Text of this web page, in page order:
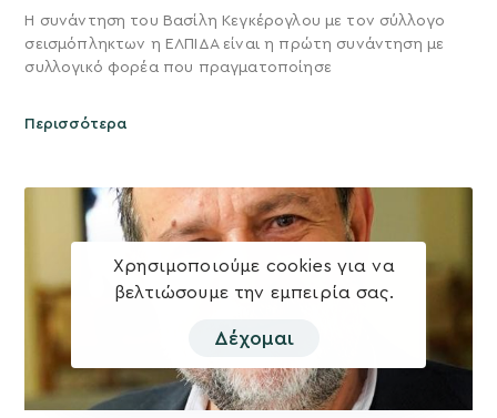
Η συνάντηση του Βασίλη Κεγκέρογλου με τον σύλλογο
σεισμόπληκτων η ΕΛΠΙΔΑ είναι η πρώτη συνάντηση με
συλλογικό φορέα που πραγματοποίησε
Περισσότερα
Χρησιμοποιούμε cookies για να
βελτιώσουμε την εμπειρία σας.
Δέχομαι